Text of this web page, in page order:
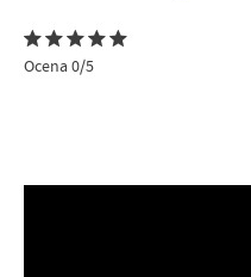
Ocena 0/5